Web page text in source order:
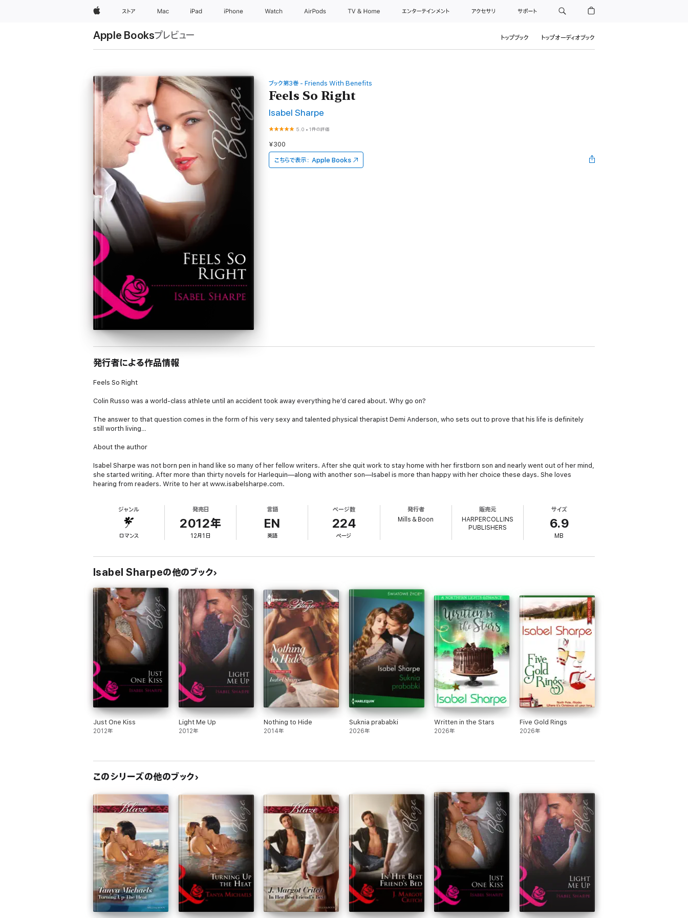
Appleストア Mac iPad iPhone Watch AirPods TV & Home エンターテインメント アクセサリ サポート
Apple Booksプレビュー トップブック トップオーディオブック
ブック第3巻 - Friends With Benefits
Feels So Right
Isabel Sharpe
5.0 •1件の評価
¥300
こちらで表示： Apple Books
発行者による作品情報
Feels So Right
Colin Russo was a world-class athlete until an accident took away everything he’d cared about. Why go on?
The answer to that question comes in the form of his very sexy and talented physical therapist Demi Anderson, who sets out to prove that his life is definitely
still worth living…
About the author
Isabel Sharpe was not born pen in hand like so many of her fellow writers. After she quit work to stay home with her firstborn son and nearly went out of her mind,
she started writing. After more than thirty novels for Harlequin—along with another son—Isabel is more than happy with her choice these days. She loves
hearing from readers. Write to her at www.isabelsharpe.com.
ジャンル
ロマンス
発売日
2012年
12月1日
言語
EN
英語
ページ数
224
ページ
発行者
Mills & Boon
販売元
HARPERCOLLINS
PUBLISHERS
サイズ
6.9
MB
Isabel Sharpeの他のブック
Just One Kiss
2012年
Light Me Up
2012年
Nothing to Hide
2014年
Suknia prababki
2026年
Written in the Stars
2026年
Five Gold Rings
2026年
このシリーズの他のブック